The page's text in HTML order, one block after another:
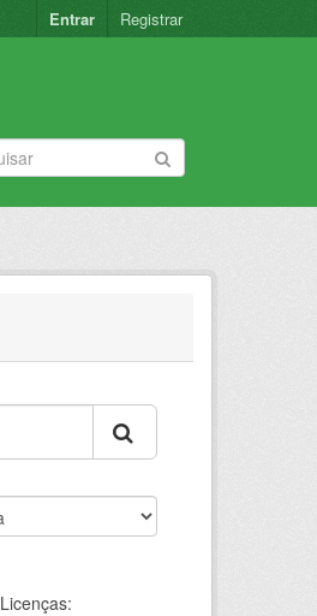
Entrar Registrar
Licenças: